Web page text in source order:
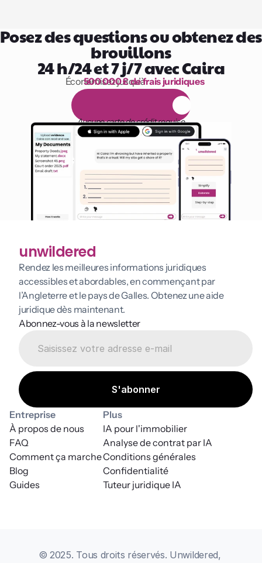
Posez des questions ou obtenez des
brouillons
24 h/24 et 7 j/7 avec Caira
1 000 heures de lecture
Économisez jusqu’à
500 000 £ de frais juridiques
E s
Aucune carte de crédit requise
unwildered
Rendez les meilleures informations juridiques
accessibles et abordables, en commençant par
l’Angleterre et le pays de Galles. Obtenez une aide
juridique dès maintenant.
Abonnez-vous à la newsletter
Entreprise
À propos de nous
FAQ
Comment ça marche
Blog
Guides
Plus
Conditions générales
Analyse de contrat par IA
Tuteur juridique IA
Confidentialité
IA pour l'immobilier
© 2025. Tous droits réservés. Unwildered,